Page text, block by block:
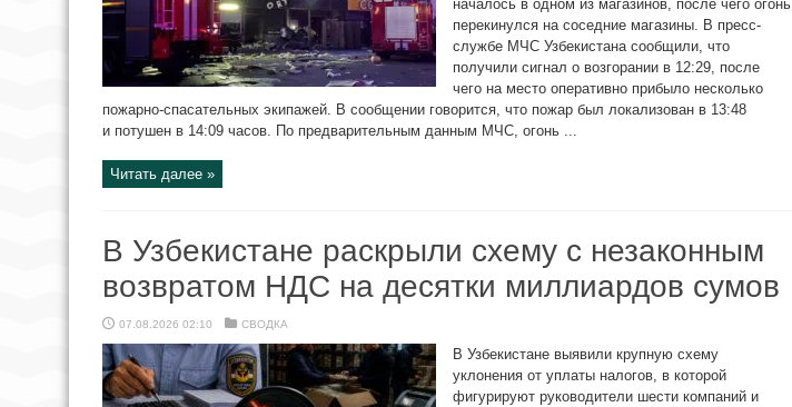
началось в одном из магазинов, после чего огонь
перекинулся на соседние магазины. В пресс-
службе МЧС Узбекистана сообщили, что
получили сигнал о возгорании в 12:29, после
чего на место оперативно прибыло несколько
пожарно-спасательных экипажей. В сообщении говорится, что пожар был локализован в 13:48
и потушен в 14:09 часов. По предварительным данным МЧС, огонь ...
Читать далее »
В Узбекистане раскрыли схему с незаконным
возвратом НДС на десятки миллиардов сумов
07.08.2026 02:10 СВОДКА
В Узбекистане выявили крупную схему
уклонения от уплаты налогов, в которой
фигурируют руководители шести компаний и